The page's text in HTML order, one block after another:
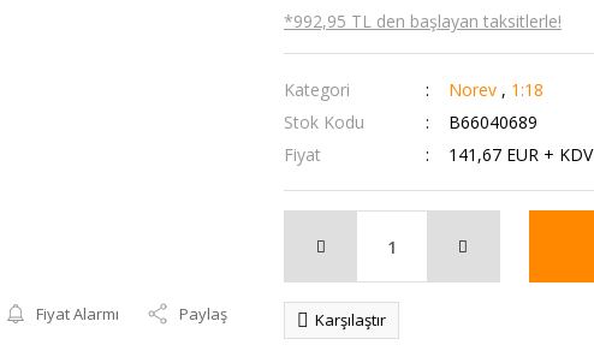
Fiyat Alarmı Paylaş
*992,95 TL den başlayan taksitlerle!
Kategori Norev , 1:18
Stok Kodu
B66040689
Fiyat
141,67 EUR + KDV
Karşılaştır